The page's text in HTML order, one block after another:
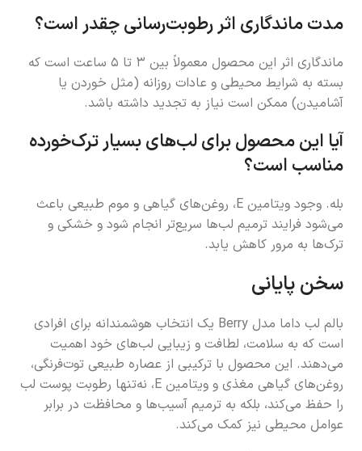
مدت ماندگاری اثر رطوبت‌رسانی چقدر است؟
ماندگاری اثر این محصول معمولاً بین ۳ تا ۵ ساعت است که
بسته به شرایط محیطی و عادات روزانه (مثل خوردن یا
آشامیدن) ممکن است نیاز به تجدید داشته باشد.
آیا این محصول برای لب‌های بسیار ترک‌خورده
مناسب است؟
بله. وجود ویتامین E، روغن‌های گیاهی و موم طبیعی باعث
می‌شود فرایند ترمیم لب‌ها سریع‌تر انجام شود و خشکی و
ترک‌ها به مرور کاهش یابد.
سخن پایانی
بالم لب داما مدل Berry یک انتخاب هوشمندانه برای افرادی
است که به سلامت، لطافت و زیبایی لب‌های خود اهمیت
می‌دهند. این محصول با ترکیبی از عصاره طبیعی توت‌فرنگی،
روغن‌های گیاهی مغذی و ویتامین E، نه‌تنها رطوبت پوست لب
را حفظ می‌کند، بلکه به ترمیم آسیب‌ها و محافظت در برابر
عوامل محیطی نیز کمک می‌کند.